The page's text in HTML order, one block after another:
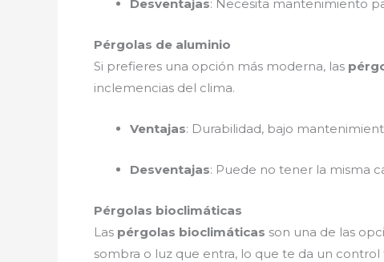
Desventajas: Necesita mantenimiento
Pérgolas de aluminio
Si prefieres una opción más moderna, las
inclemencias del clima.
Ventajas: Durabilidad, bajo
Desventajas: Puede no tener la misma
Pérgolas bioclimáticas
Las pérgolas bioclimáticas son una de las
sombra o luz que entra, lo que te da un